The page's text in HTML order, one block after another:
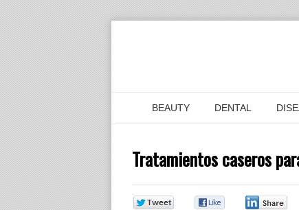
BEAUTY DENTAL
Tratamientos caseros